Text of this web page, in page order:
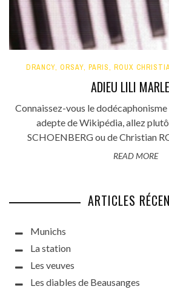
DRANCY, ORSAY, PARIS, ROUX
ADIEU LILI
Connaissez-vous le dodécaphonisme
adepte de Wikipédia, allez
SCHOENBERG ou de Christian
READ MORE
ARTICLES
Munichs
La station
Les veuves
Les diables de Beausanges